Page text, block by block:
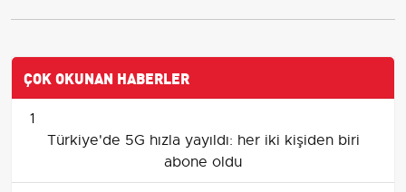
ÇOK OKUNAN HABERLER
1
Türkiye'de 5G hızla yayıldı: her iki kişiden biri
abone oldu